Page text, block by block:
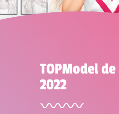
TOPModel de
2022